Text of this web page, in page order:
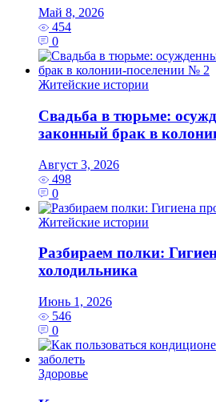
Май 8, 2026
454
0
Житейские истории
Свадьба в тюрьме:
законный брак в
Август 3, 2026
498
0
Житейские истории
Разбираем полки:
холодильника
Июнь 1, 2026
546
0
Здоровье